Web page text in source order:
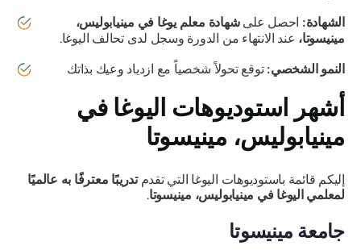
الشهادة:احصل على شهادة معلم يوغا في مينيابوليس،
مينيسوتا،عند الانتهاء من الدورة وسجل لدى تحالف اليوغا.
النمو الشخصي: توقع تحولاً شخصياً مع ازدياد وعيك بذاتك
أشهر استوديوهات اليوغا في
مينيابوليس، مينيسوتا
إليكم قائمة باستوديوهات اليوغا التي تقدمتدريبًا معترفًا به عالميًا
لمعلمي اليوغا في مينيابوليس، مينيسوتا.
جامعة مينيسوتا